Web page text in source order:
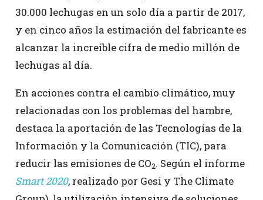
30.000 lechugas en un solo día a partir de 2017,
y en cinco años la estimación del fabricante es
alcanzar la increíble cifra de medio millón de
lechugas al día.
En acciones contra el cambio climático, muy
relacionadas con los problemas del hambre,
destaca la aportación de las Tecnologías de la
Información y la Comunicación (TIC), para
reducir las emisiones de CO2. Según el informe
Smart 2020, realizado por Gesi y The Climate